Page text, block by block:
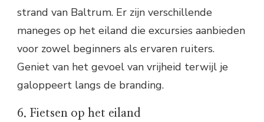
strand van Baltrum. Er zijn verschillende
maneges op het eiland die excursies aanbieden
voor zowel beginners als ervaren ruiters.
Geniet van het gevoel van vrijheid terwijl je
galoppeert langs de branding.
6. Fietsen op het eiland